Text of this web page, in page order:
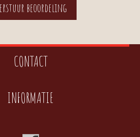
CONTACT
INFORMATIE